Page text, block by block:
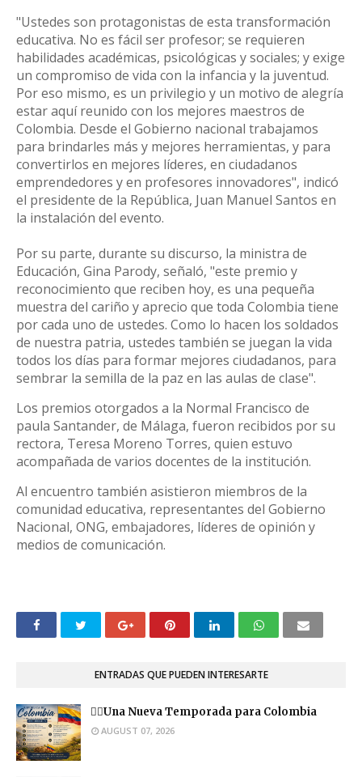
"Ustedes son protagonistas de esta transformación
educativa. No es fácil ser profesor; se requieren
habilidades académicas, psicológicas y sociales; y exige
un compromiso de vida con la infancia y la juventud.
Por eso mismo, es un privilegio y un motivo de alegría
estar aquí reunido con los mejores maestros de
Colombia. Desde el Gobierno nacional trabajamos
para brindarles más y mejores herramientas, y para
convertirlos en mejores líderes, en ciudadanos
emprendedores y en profesores innovadores", indicó
el presidente de la República, Juan Manuel Santos en
la instalación del evento.
Por su parte, durante su discurso, la ministra de
Educación, Gina Parody, señaló, "este premio y
reconocimiento que reciben hoy, es una pequeña
muestra del cariño y aprecio que toda Colombia tiene
por cada uno de ustedes. Como lo hacen los soldados
de nuestra patria, ustedes también se juegan la vida
todos los días para formar mejores ciudadanos, para
sembrar la semilla de la paz en las aulas de clase".
Los premios otorgados a la Normal Francisco de
paula Santander, de Málaga, fueron recibidos por su
rectora, Teresa Moreno Torres, quien estuvo
acompañada de varios docentes de la institución.
Al encuentro también asistieron miembros de la
comunidad educativa, representantes del Gobierno
Nacional, ONG, embajadores, líderes de opinión y
medios de comunicación.
ENTRADAS QUE PUEDEN INTERESARTE
❤️‍🔥Una Nueva Temporada para Colombia
AUGUST 07, 2026